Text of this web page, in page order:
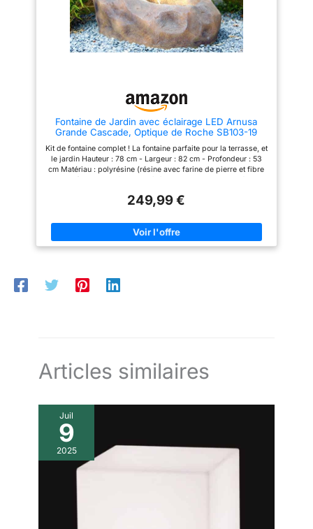
piscine principale via
les autres vasques et
le mur de la cascade.
autoportante est une pièce
élégante de décoration de
jardin qui s'adapte à la cour, à
la pelouse et au jardin. Il ajoute
une belle valeur à n’importe
Fontaine de Jardin avec éclairage LED Arnusa
Grande Cascade, Optique de Roche SB103-19
Kit de fontaine complet ! La fontaine parfaite pour la terrasse, et
le jardin Hauteur : 78 cm - Largeur : 82 cm - Profondeur : 53
cm Matériau : polyrésine (résine avec farine de pierre et fibre
pour votre maison !
249,99 €
Articles similaires
Juil
9
2025